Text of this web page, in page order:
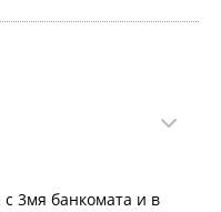
3мя банкомата и в